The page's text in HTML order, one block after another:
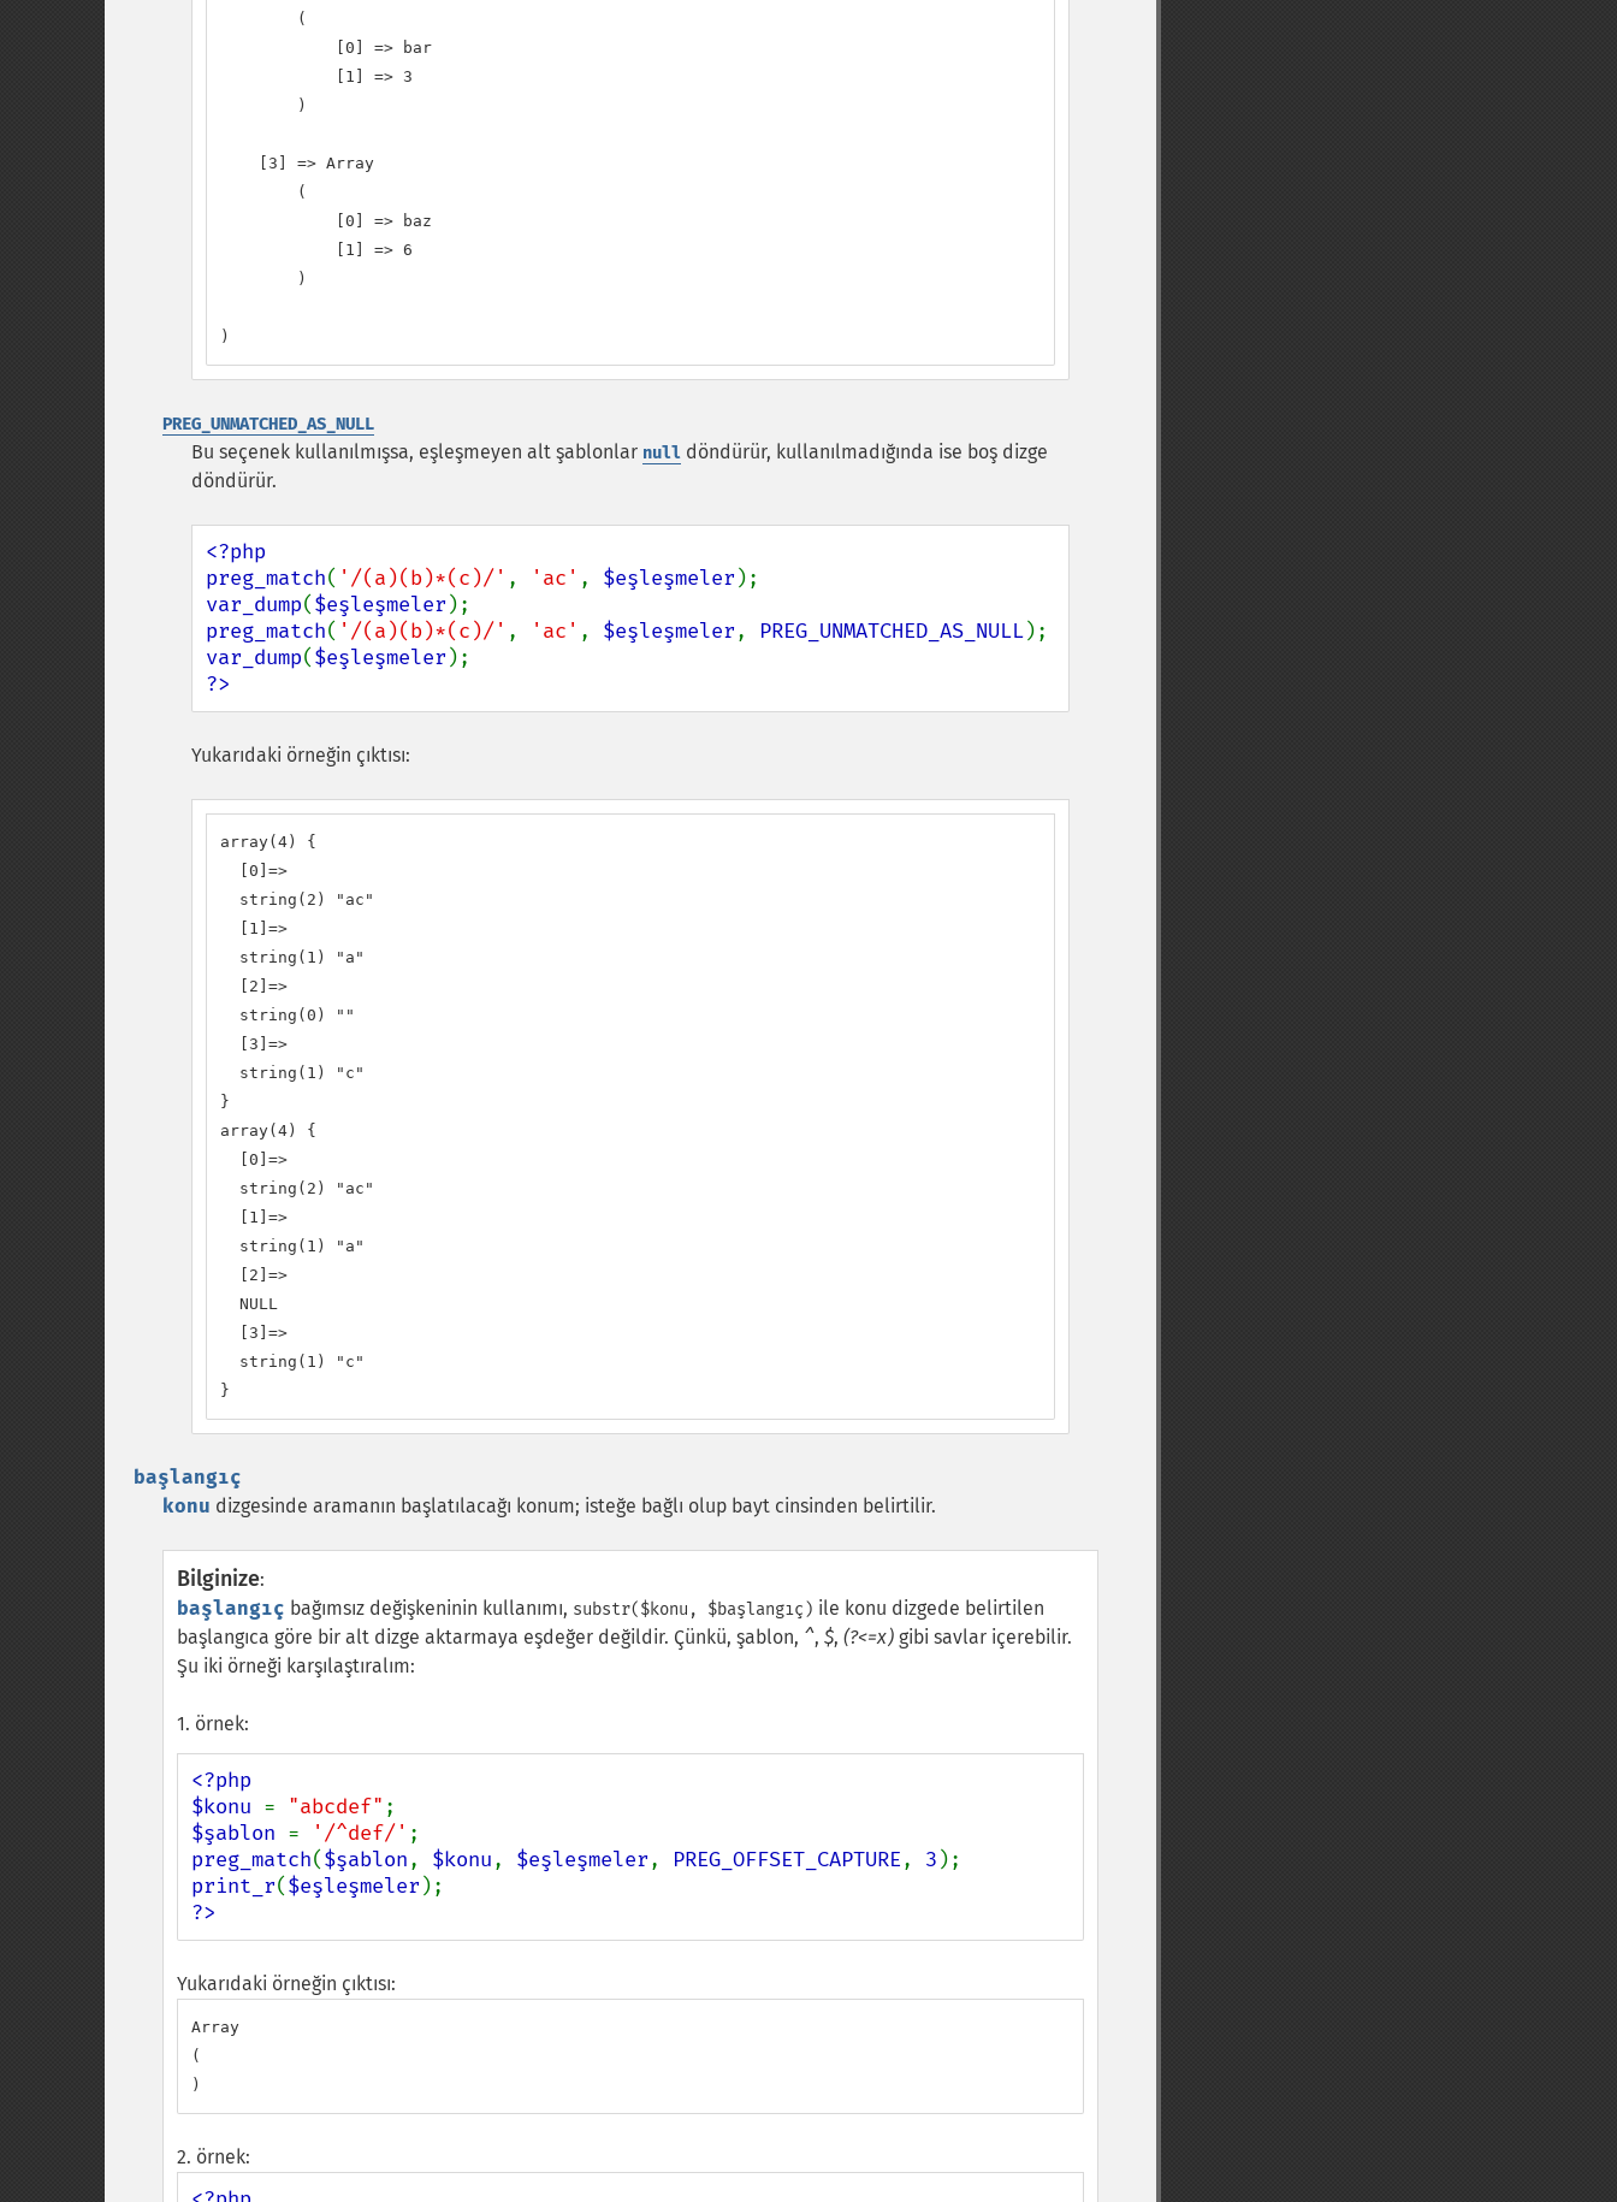
        (
            [0] => bar
            [1] => 3
        )
    [3] => Array
        (
            [0] => baz
            [1] => 6
        )
)
PREG_UNMATCHED_AS_NULL
Bu seçenek kullanılmışsa, eşleşmeyen alt şablonlar null döndürür, kullanılmadığında ise boş dizge
döndürür.
<?php
preg_match( '/(a)(b)*(c)/' , 'ac' , $eşleşmeler
var_dump($eşleşmeler
preg_match( '/(a)(b)*(c)/' , 'ac' , $eşleşmeler, PREG_UNMATCHED_AS_NULL
var_dump($eşleşmeler
?>
Yukarıdaki örneğin çıktısı:
array(4) {
  [0]=>
  string(2) "ac"
  [1]=>
  string(1) "a"
  [2]=>
  string(0) ""
  [3]=>
  string(1) "c"
}
array(4) {
  [0]=>
  string(2) "ac"
  [1]=>
  string(1) "a"
  [2]=>
  NULL
  [3]=>
  string(1) "c"
}
başlangıç
konu dizgesinde aramanın başlatılacağı konum; isteğe bağlı olup bayt cinsinden belirtilir.
Bilginize:
başlangıç bağımsız değişkeninin kullanımı, substr($konu, $başlangıç) ile konu dizgede belirtilen
başlangıca göre bir alt dizge aktarmaya eşdeğer değildir. Çünkü, şablon, ^, $, (?<=x) gibi savlar içerebilir.
Şu iki örneği karşılaştıralım:
1. örnek:
<?php
$konu = "abcdef"
$şablon = '/^def/'
preg_match($şablon, $konu, $eşleşmeler, PREG_OFFSET_CAPTURE, 3
print_r($eşleşmeler
?>
Yukarıdaki örneğin çıktısı:
Array
(
2. örnek: